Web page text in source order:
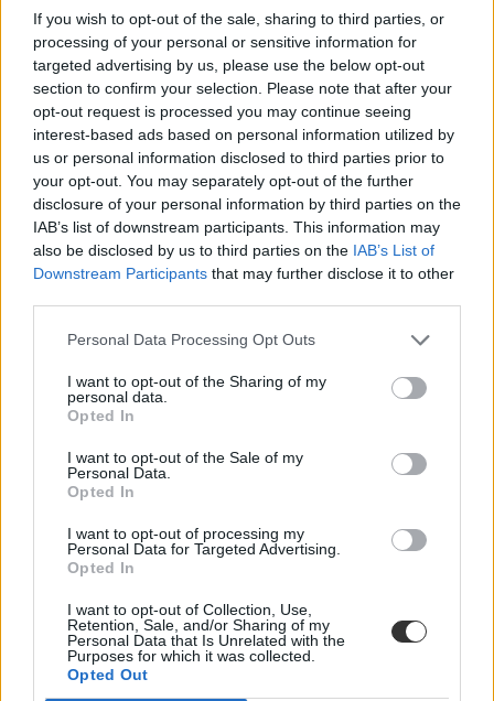
If you wish to opt-out of the sale, sharing to third parties, or
processing of your personal or sensitive information for
targeted advertising by us, please use the below opt-out
section to confirm your selection. Please note that after your
opt-out request is processed you may continue seeing
interest-based ads based on personal information utilized by
us or personal information disclosed to third parties prior to
your opt-out. You may separately opt-out of the further
disclosure of your personal information by third parties on the
IAB’s list of downstream participants. This information may
also be disclosed by us to third parties on the IAB’s List of
Downstream Participants that may further disclose it to other
Personal Data Processing Opt Outs
I want to opt-out of the Sharing of my
personal data.
Opted In
I want to opt-out of the Sale of my
Personal Data.
Opted In
I want to opt-out of processing my
Personal Data for Targeted Advertising.
Opted In
I want to opt-out of Collection, Use,
Retention, Sale, and/or Sharing of my
Personal Data that Is Unrelated with the
Purposes for which it was collected.
Opted Out
semmelweis egyetem
pécsi tudományegyetem
általános orvos